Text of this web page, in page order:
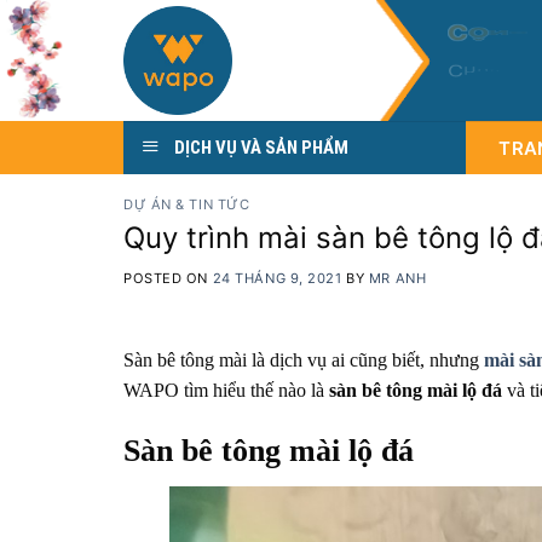
Skip
to
content
CÔN
Ch
DỊCH VỤ VÀ SẢN PHẨM
DỰ ÁN & TIN TỨC
Quy trình mài sàn bê tông lộ
POSTED ON 24 THÁNG 9, 2021 BY MR ANH
Sàn bê tông mài là dịch vụ ai cũng biết, nhưng mài
WAPO tìm hiểu thế nào là sàn bê tông mài lộ đá và
Sàn bê tông mài lộ đá